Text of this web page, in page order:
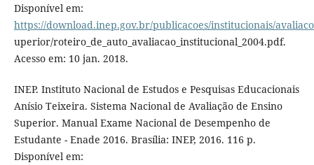
Disponível em:
https://download.inep.gov.br/publicacoes/institucionais/
uperior/roteiro_de_auto_avaliacao_institucional_2004.pdf.
Acesso em: 10 jan. 2018.
INEP. Instituto Nacional de Estudos e Pesquisas Educacionais
Anísio Teixeira. Sistema Nacional de Avaliação de Ensino
Superior. Manual Exame Nacional de Desempenho de
Estudante - Enade 2016. Brasília: INEP, 2016. 116 p.
Disponível em: